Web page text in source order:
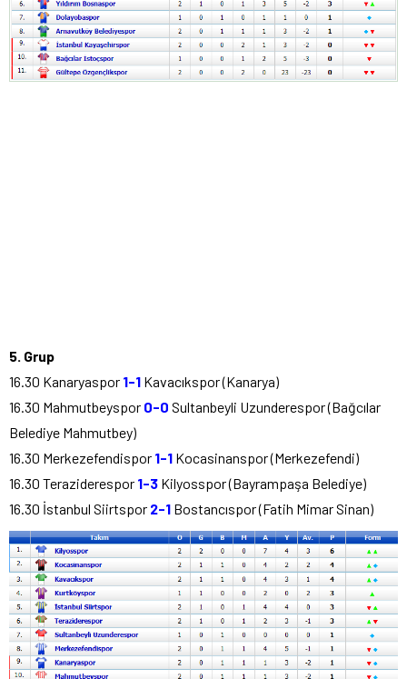
5. Grup
16.30 Kanaryaspor 1-1 Kavacıkspor (Kanarya)
16.30 Mahmutbeyspor 0-0 Sultanbeyli Uzunderespor (Bağcılar
Belediye Mahmutbey)
16.30 Merkezefendispor 1-1 Kocasinanspor (Merkezefendi)
16.30 Teraziderespor 1-3 Kilyosspor (Bayrampaşa Belediye)
16.30 İstanbul Siirtspor 2-1 Bostancıspor (Fatih Mimar Sinan)